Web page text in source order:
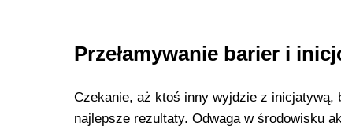
Przełamywanie barier i
Czekanie, aż ktoś inny wyjdzie z inicjatywą,
najlepsze rezultaty. Odwaga w środowisku